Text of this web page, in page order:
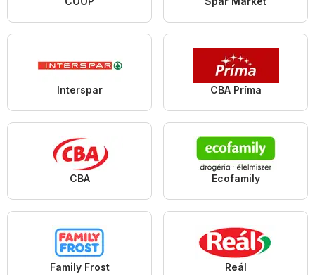
Interspar CBA Príma
CBA Ecofamily
Family Frost Reál